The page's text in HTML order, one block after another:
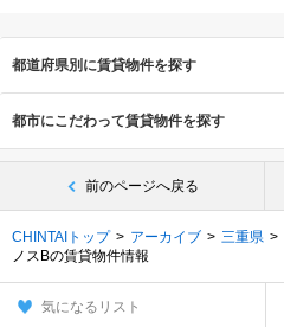
都道府県別に賃貸物件を探す
都市にこだわって賃貸物件を探す
前のページへ戻る
CHINTAIトップ アーカイブ 三重県
ノスBの賃貸物件情報
気になるリスト